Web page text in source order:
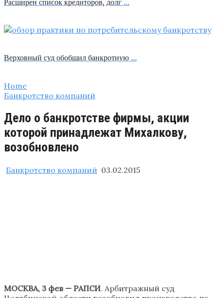
Верховный суд обобщил банкротную …
Home
Банкротство компаний
Дело о банкротстве фирмы, акции
которой принадлежат Михалкову,
возобновлено
Банкротство компаний 03.02.2015
МОСКВА, 3 фев — РАПСИ. Арбитражный суд